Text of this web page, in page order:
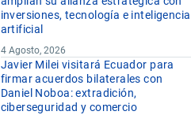
inversiones, tecnología e inteligencia
artificial
4 Agosto, 2026
Javier Milei visitará Ecuador para
firmar acuerdos bilaterales con
Daniel Noboa: extradición,
ciberseguridad y comercio